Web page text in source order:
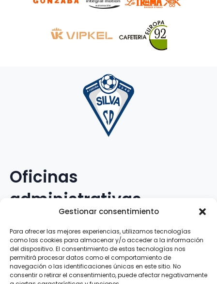
Gestionar consentimiento
Para ofrecer las mejores experiencias, utilizamos tecnologías
como las cookies para almacenar y/o acceder a la información
del dispositivo. El consentimiento de estas tecnologías nos
permitirá procesar datos como el comportamiento de
navegación o las identificaciones únicas en este sitio. No
consentir o retirar el consentimiento, puede afectar negativamente
Oficinas
administrativas
Avenida Galileo Galilei, 12
15.008 · A Coruña · España
Teléfono:881.069.303